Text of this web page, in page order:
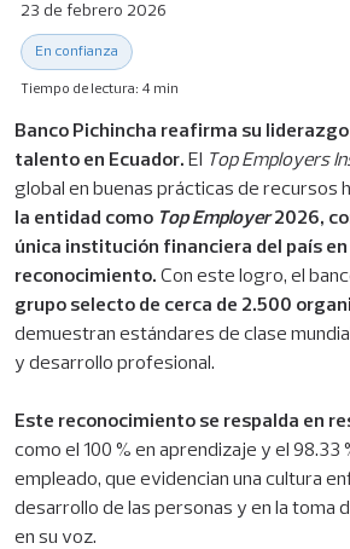
23 de febrero 2026
En confianza
Tiempo de lectura: 4 min
Banco Pichincha reafirma su
talento en Ecuador. El Top Employers
global en buenas prácticas de recursos
la entidad como Top Employer2026,
única institución financiera del país
reconocimiento. Con este logro, el
grupo selecto de cerca de 2.500
demuestran estándares de clase
y desarrollo profesional.
Este reconocimiento se respalda en
como el 100 % en aprendizaje y el 98.33
empleado, que evidencian una cultura
desarrollo de las personas y en la toma
en su voz.